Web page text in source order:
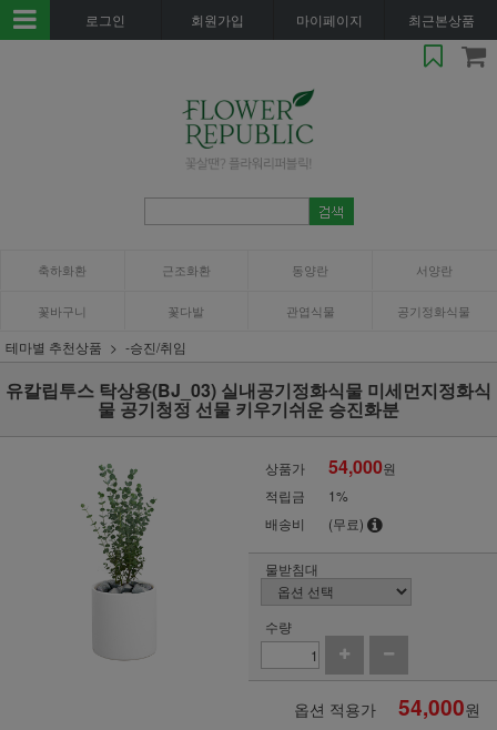
로그인 회원가입 마이페이지 최근본상품
축하화환 근조화환 동양란 서양란
꽃바구니 꽃다발 관엽식물 공기정화식물
테마별 추천상품 -승진/취임
유칼립투스 탁상용(BJ_03) 실내공기정화식물 미세먼지정화식
물 공기청정 선물 키우기쉬운 승진화분
상품가 54,000원
적립금
1%
배송비
(무료)
물받침대
수량
옵션 적용가 54,000원